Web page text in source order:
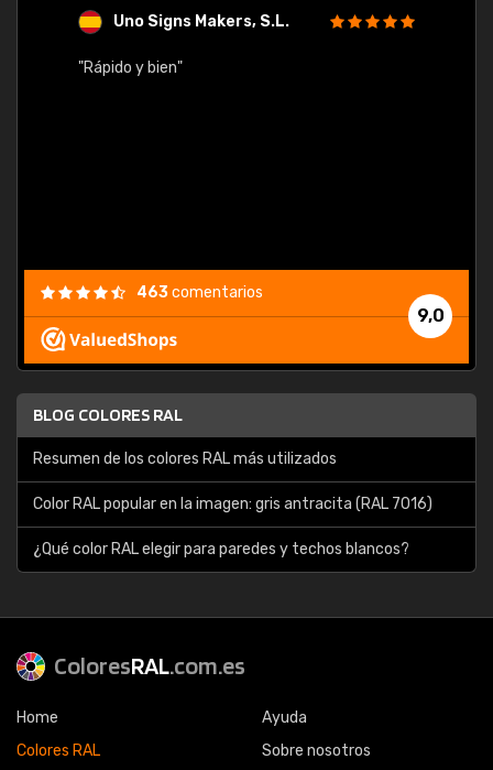
Uno Signs Makers, S.L.
"Rápido y bien"
9,0
463comentarios
BLOG COLORES RAL
Resumen de los colores RAL más utilizados
Color RAL popular en la imagen: gris antracita (RAL 7016)
¿Qué color RAL elegir para paredes y techos blancos?
ColoresRAL.com.es
Home
Colores RAL
Ayuda
Sobre nosotros